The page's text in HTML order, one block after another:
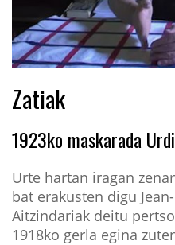
Zatiak
1923ko maskarada
Urte hartan iragan
bat erakusten digu
Aitzindariak deitu
1918ko gerla egina